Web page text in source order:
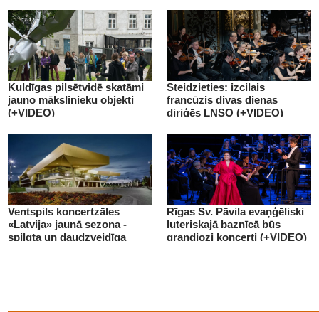
Kuldīgas pilsētvidē skatāmi
jauno mākslinieku objekti
(+VIDEO)
Steidzieties: izcilais
francūzis divas dienas
diriģēs LNSO (+VIDEO)
Ventspils koncertzāles
«Latvija» jaunā sezona -
spilgta un daudzveidīga
Rīgas Sv. Pāvila evaņģēliski
luteriskajā baznīcā būs
grandiozi koncerti (+VIDEO)